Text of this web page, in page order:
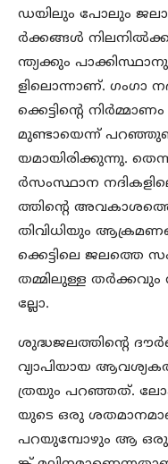
ഡയിലും പോലും
ര്‍ക്കങ്ങള്‍
ന്ത്യക്കും
ളിലൊന്നാണ്. ഗംഗാ
ക്കെട്ടിന്റെ
മുണ്ടായെന്ന്
യമായിരിക്കുന്നു.
ര്‍സംസ്ഥാന
ത്തിന്റെ
തിവിധിയും
ക്കെട്ടിലെ ജലത്തെ
തമ്മിലുള്ള തര്‍ക്കവും
ല്ലോ.
ശുദ്ധജലത്തിന്റെ
വ്യാപിയായ
ത്രയും പറഞ്ഞത്.
യുടെ ഒരു
പറയുമ്പോഴും ആ ഒരു